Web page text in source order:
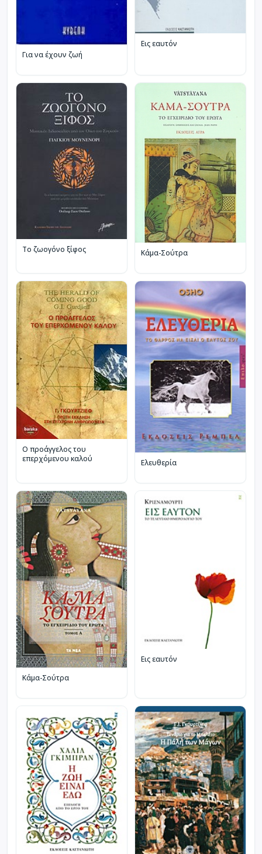
Για να έχουν ζωή
Εις εαυτόν
Το ζωογόνο ξίφος Κάμα-Σούτρα
Ο προάγγελος του
επερχόμενου καλού
Ελευθερία
Κάμα-Σούτρα
Εις εαυτόν